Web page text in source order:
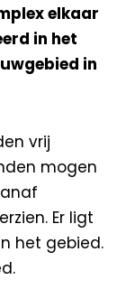
elkaar
in het
in
vrij
mogen
Er ligt
het gebied.